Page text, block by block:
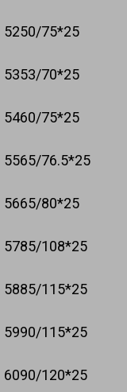
5250/75*25
5353/70*25
5460/75*25
5565/76.5*25
5665/80*25
5785/108*25
5885/115*25
5990/115*25
6090/120*25